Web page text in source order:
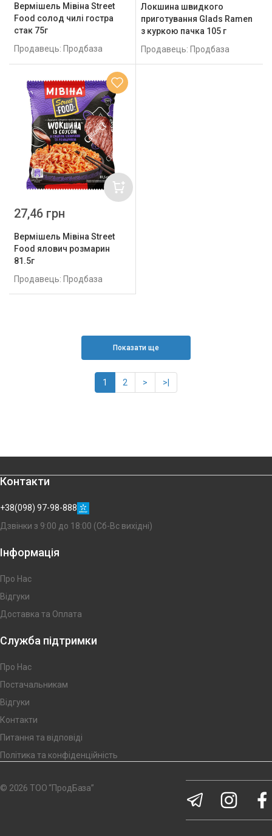
Вермішель Мівіна Street
Food солод чилі гостра
стак 75г
Продавець: Продбаза
Локшина швидкого
приготування Glads Ramen
з куркою пачка 105 г
Продавець: Продбаза
Вермішель Мівіна Street
Food ялович розмарин
81.5г
Продавець: Продбаза
27,46 грн
Показати ще
1 2 > >|
Контакти
+38(098) 97-98-888
Дзвінки з 9:00 до 18:00 (Сб-Вс вихідні)
Інформація
Про Нас
Відгуки
Доставка та Оплата
Служба підтримки
Про Нас
Постачальникам
Відгуки
Контакти
Питання та відповіді
Політика та конфіденційність
© 2026 ТОО “ПродБаза”